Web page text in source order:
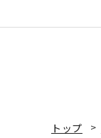
トップ